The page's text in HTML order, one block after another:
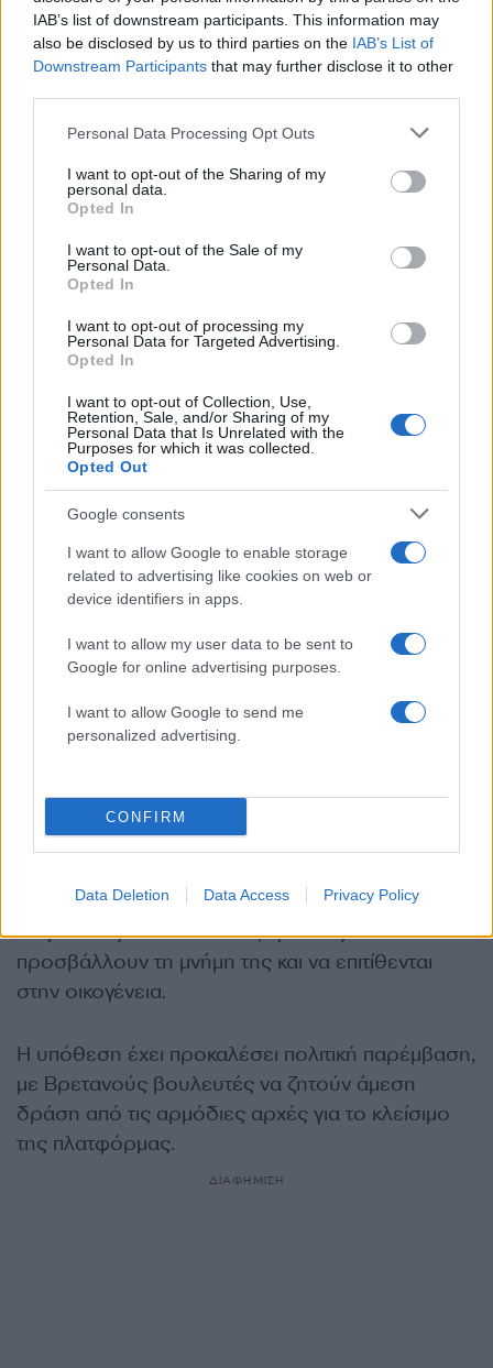
IAB’s list of downstream participants. This information may
also be disclosed by us to third parties on the IAB’s List of
Downstream Participants that may further disclose it to other
Please note that this website/app uses one or more Google
not limited to your visit or usage behaviour. You may click to
grant or deny consent to Google and its third-party tags to
use your data for below specified purposes in below Google
consent section.
Personal Data Processing Opt Outs
I want to opt-out of the Sharing of my
personal data.
Opted In
I want to opt-out of the Sale of my
Personal Data.
Opted In
I want to opt-out of processing my
Personal Data for Targeted Advertising.
Opted In
I want to opt-out of Collection, Use,
Retention, Sale, and/or Sharing of my
Personal Data that Is Unrelated with the
Purposes for which it was collected.
Opted Out
Google consents
I want to allow Google to enable storage
related to advertising like cookies on web or
device identifiers in apps.
I want to allow my user data to be sent to
Google for online advertising purposes.
I want to allow Google to send me
personalized advertising.
CONFIRM
Data Deletion Data Access Privacy Policy
Η Princess είχε απομονωθεί πριν από τον
θάνατό της και δυσκολευόταν να πηγαίνει
σχολείο εξαιτίας του bullying. Τα τρολς
δημιούργησαν ακόμη και ψεύτικους
λογαριασμούς για να παρακολουθούν τα βίντεό
Χρόνια διαδικτυακής
κακοποίησης
Η ανήλικη δεχόταν για χρόνια επιθέσεις μέσω
της πλατφόρμας Tattle Life σύμφωνα με την
ως «παράδεισος των τρολς».
Αρχικά στο στόχαστρο βρισκόταν η μητέρα της,
για την οποία είχαν δημοσιευτεί χιλιάδες σχόλια.
Ωστόσο, όταν εκείνη περιορίσε τη δημόσια
παρουσία της, οι επιθέσεις στράφηκαν στην
κόρη της.
Παρά τις προσπάθειες της οικογένειας να
με απομάκρυνση από τα social media – η
κακοποίηση συνεχίστηκε και εκτός διαδικτύου,
Ακόμη πιο σοκαριστικό είναι ότι, σύμφωνα με
ούτε μετά τον θάνατο της 16χρονης. Σε σχετικές
συζητήσεις στο διαδίκτυο, χρήστες συνέχισαν να
προσβάλλουν τη μνήμη της και να επιτίθενται
στην οικογένεια.
Η υπόθεση έχει προκαλέσει πολιτική παρέμβαση,
με Βρετανούς βουλευτές να ζητούν άμεση
δράση από τις αρμόδιες αρχές για το κλείσιμο
της πλατφόρμας.
ΔΙΑΦΗΜΙΣΗ